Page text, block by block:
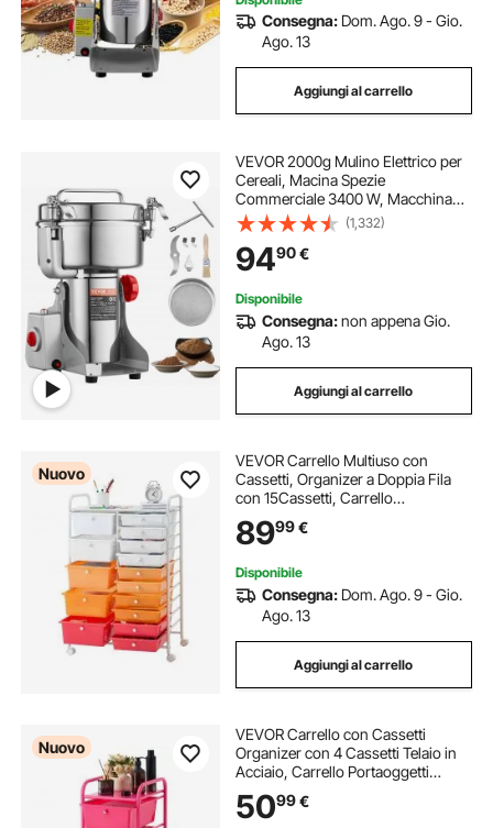
Consegna: Dom. Ago. 9 - Gio.
Ago. 13
Aggiungi al carrello
VEVOR 2000g Mulino Elettrico per
Cereali, Macina Spezie
Commerciale 3400 W, Macchina
per Polverizzazione in Acciaio
Inossidabile, per Cereali Secchi,
Spezie, Caffè, Mais, Pepe, Tipo
Oscillante
(1,332)
9490€
Disponibile
Consegna:non appena Gio.
Ago. 13
Aggiungi al carrello
Nuovo
VEVOR Carrello Multiuso con
Cassetti, Organizer a Doppia Fila
con 15Cassetti, Carrello
Portaoggetti, Telaio in Acciaio
Verniciato, Ruote Girevoli a 360°
Rosso Sfumato
8999€
Disponibile
Consegna: Dom. Ago. 9 - Gio.
Ago. 13
Aggiungi al carrello
Nuovo
VEVOR Carrello con Cassetti
Organizer con 4 Cassetti Telaio in
Acciaio, Carrello Portaoggetti
Multiuso, Ruote Girevoli a 360° con
2 Freni, Ideale per Ufficio, Hobby,
5099€